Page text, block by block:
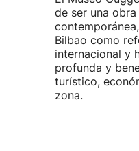
de ser una
Bilbao como
internacional y
profunda y
turístico,
zona.